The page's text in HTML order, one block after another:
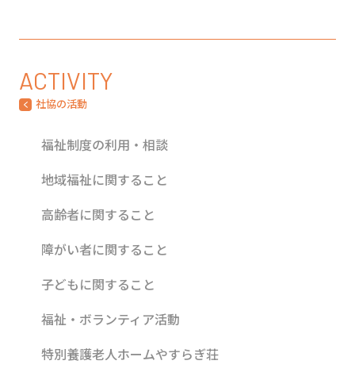
ACTIVITY
社協の活動
福祉制度の利用・相談
地域福祉に関すること
高齢者に関すること
障がい者に関すること
子どもに関すること
福祉・ボランティア活動
特別養護老人ホームやすらぎ荘